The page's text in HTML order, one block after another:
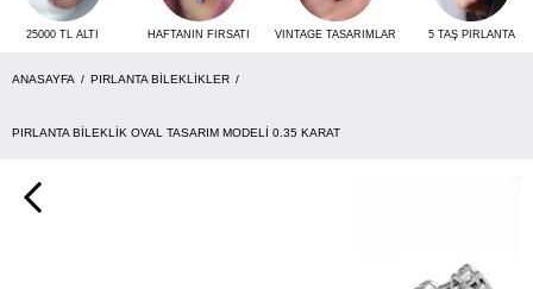
25000 TL ALTI HAFTANIN FIRSATI VINTAGE TASARIMLAR 5 TAŞ PIRLANTA
ANASAYFA PIRLANTA BILEKLIKLER
PIRLANTA BILEKLIK OVAL TASARIM MODELI 0.35 KARAT